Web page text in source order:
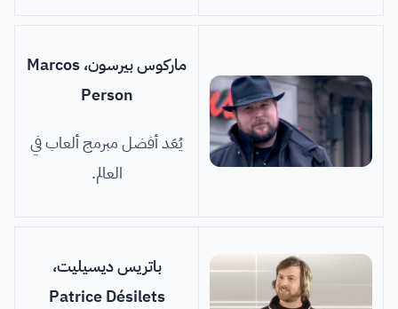
ماركوس بيرسون، Marcos
Person
يُعَد أفضل مبرمج ألعاب في
العالم.
باتريس ديسيليت،
Patrice Désilets